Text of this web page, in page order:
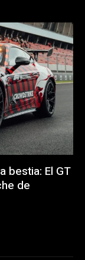
bestia: El GT
de